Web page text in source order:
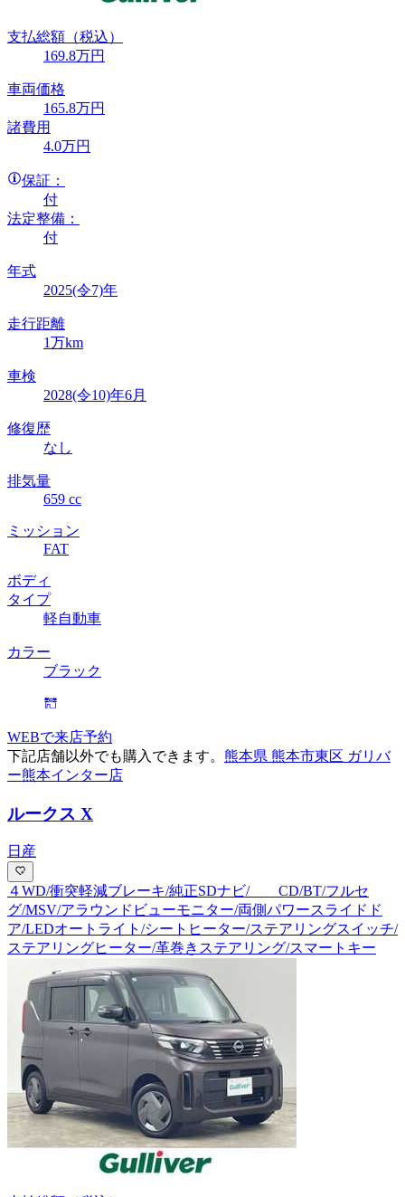
支払総額 （税込）
169.8万円
車両価格
165.8万円
諸費用
4.0万円
保証：
付
法定整備：
付
年式
2025(令7)年
走行距離
1万km
車検
2028(令10)年6月
修復歴
なし
排気量
659 cc
ミッション
FAT
ボディ
タイプ
軽自動車
カラー
ブラック
WEBで来店予約
下記店舗以外でも購入できます。 熊本県 熊本市東区 ガリバ
ー熊本インター店
ルークス X
日産
４WD/衝突軽減ブレーキ/純正SDナビ/ CD/BT/フルセ
グ/MSV/アラウンドビューモニター/両側パワースライドド
ア/LEDオートライト/シートヒーター/ステアリングスイッチ/
ステアリングヒーター/革巻きステアリング/スマートキー